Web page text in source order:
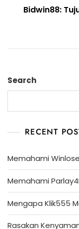
Bidwin88:
Search
RECENT
Memahami
Memahami
Mengapa Klik555
Rasakan